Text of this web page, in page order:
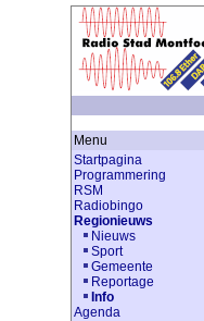
Menu
Startpagina
Programmering
RSM
Radiobingo
Regionieuws
Nieuws
Sport
Gemeente
Reportage
Info
Agenda